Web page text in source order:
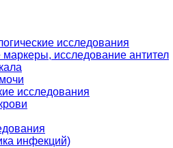
исследования
исследование антител
исследования
инфекций)